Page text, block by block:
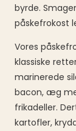
byrde.
påskefrokost
Vores
klassiske
marinerede
bacon, æg
frikadeller.
kartofler,